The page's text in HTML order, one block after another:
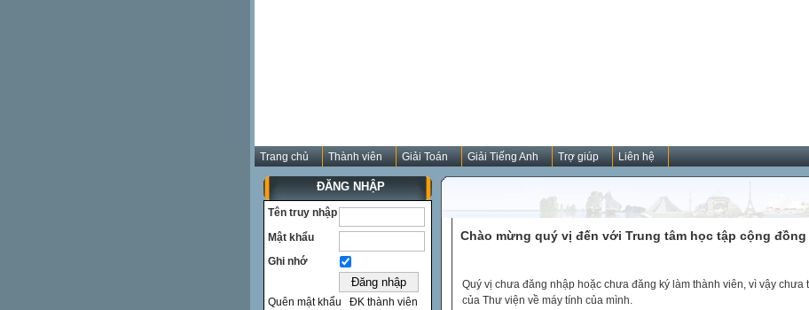
Trang chủ Thành viên Giải Toán Giải Tiếng Anh Trợ giúp Liên hệ
ĐĂNG NHẬP
Tên truy nhập
Mật khẩu
Ghi nhớ
Quên mật khẩu ĐK thành viên
Chào mừng quý vị đến với Trung tâm học tập cộng
Quý vị chưa đăng nhập hoặc chưa đăng ký làm thành viên, vì vậy chưa
của Thư viện về máy tính của mình.